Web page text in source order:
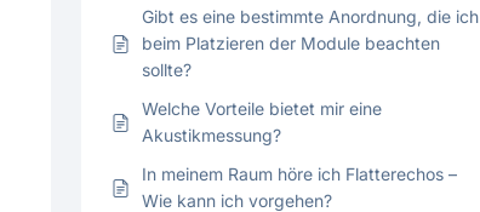
Gibt es eine bestimmte Anordnung, die ich
beim Platzieren der Module beachten
sollte?
Welche Vorteile bietet mir eine
Akustikmessung?
In meinem Raum höre ich Flatterechos –
Wie kann ich vorgehen?